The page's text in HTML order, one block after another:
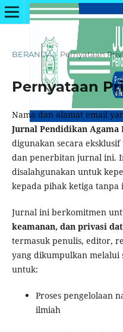
BERANDA / Pernyataan
Pernyataan
Nama dan alamat email
Jurnal Pendidikan
digunakan secara
dan penerbitan jurnal ini.
disalahgunakan untuk
kepada pihak ketiga
Jurnal ini berkomitmen
keamanan, dan privasi
termasuk penulis, editor,
yang dikumpulkan melalui
untuk:
Proses pengelolaan
ilmiah